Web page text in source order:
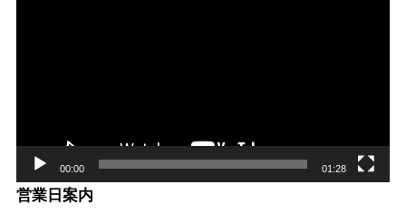
00:00 01:28
営業日案内